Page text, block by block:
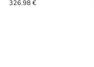
capable module |
326.98 €